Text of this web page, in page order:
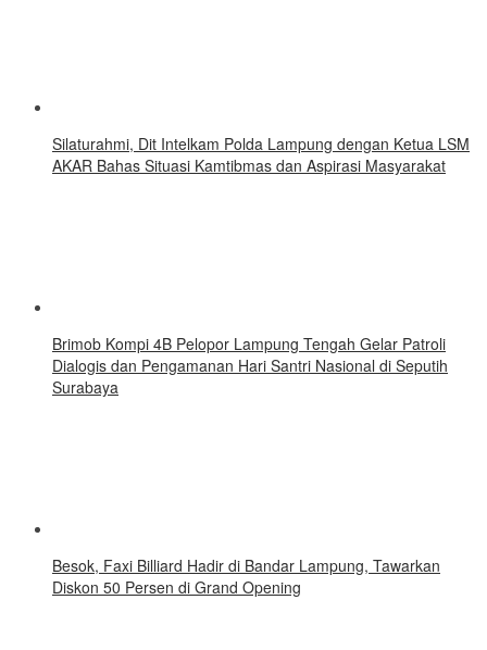
Silaturahmi, Dit Intelkam Polda Lampung dengan Ketua LSM
AKAR Bahas Situasi Kamtibmas dan Aspirasi Masyarakat
Brimob Kompi 4B Pelopor Lampung Tengah Gelar Patroli
Dialogis dan Pengamanan Hari Santri Nasional di Seputih
Surabaya
Besok, Faxi Billiard Hadir di Bandar Lampung, Tawarkan
Diskon 50 Persen di Grand Opening